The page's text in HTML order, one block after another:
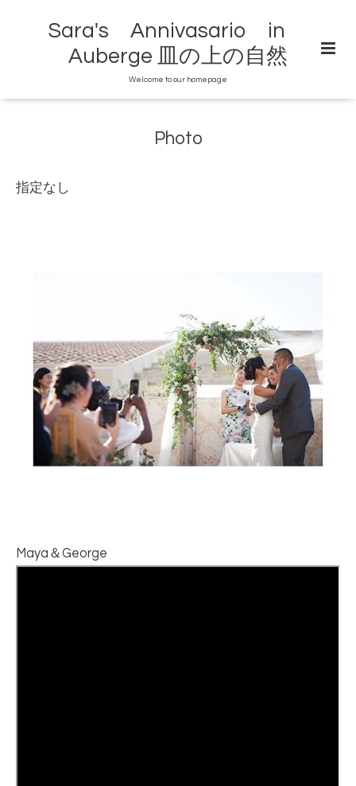
Sara's Annivasario in
Auberge 皿の上の自然
Welcome to our homepage
Photo
指定なし
Maya＆George